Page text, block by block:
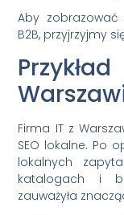
Aby zobrazować
B2B, przyjrzyjmy
Firma IT z
SEO lokalne. Po
lokalnych
katalogach i
zauważyła